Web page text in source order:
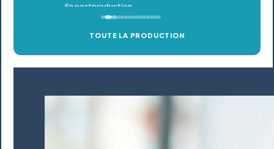
TOUTE LA PRODUCTION